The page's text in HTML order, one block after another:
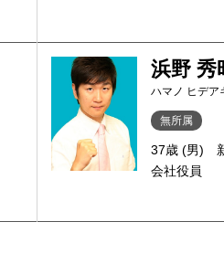
浜野 秀
ハマノ ヒデア
無所属
37歳 (男)
会社役員